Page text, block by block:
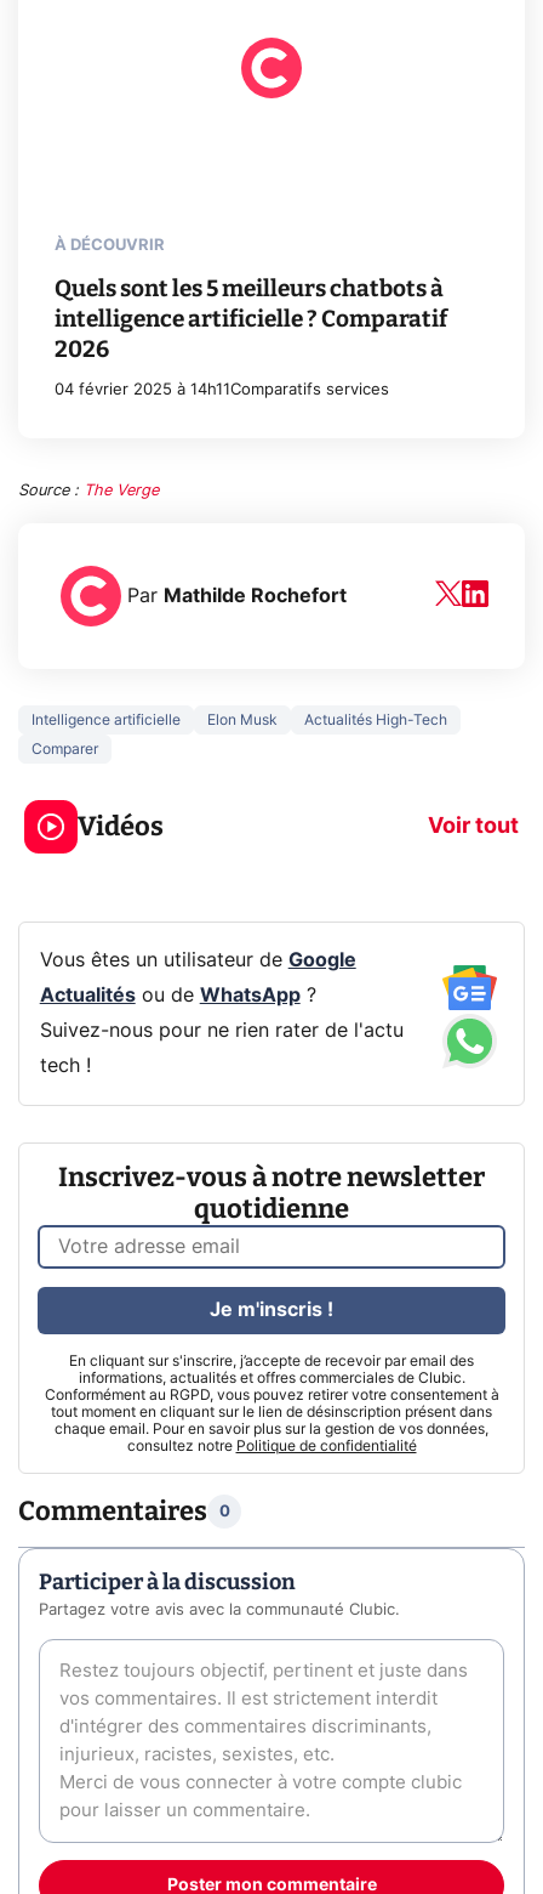
À DÉCOUVRIR
Quels sont les 5 meilleurs chatbots à
intelligence artificielle ? Comparatif
2026
04 février 2025 à 14h11 Comparatifs services
Source : The Verge
Par Mathilde Rochefort
Intelligence artificielle Elon Musk
Actualités High-Tech
Comparer
Vidéos Voir tout
3 écrans en 1 pour
319€ ? Voici L'AOC
CQ32G4ZA !
prochaine
Vous êtes un utilisateur de Google
Actualitésou de WhatsApp?
Suivez-nous pour ne rien rater de l'actu
tech !
Inscrivez-vous à notre newsletter
quotidienne
En cliquant sur s'inscrire, j’accepte de recevoir par email des
informations, actualités et offres commerciales de Clubic.
Conformément au RGPD, vous pouvez retirer votre consentement à
tout moment en cliquant sur le lien de désinscription présent dans
chaque email. Pour en savoir plus sur la gestion de vos données,
consultez notre Politique de confidentialité
Je m'inscris !
Commentaires 0
Participer à la discussion
Partagez votre avis avec la communauté Clubic.
Poster mon commentaire